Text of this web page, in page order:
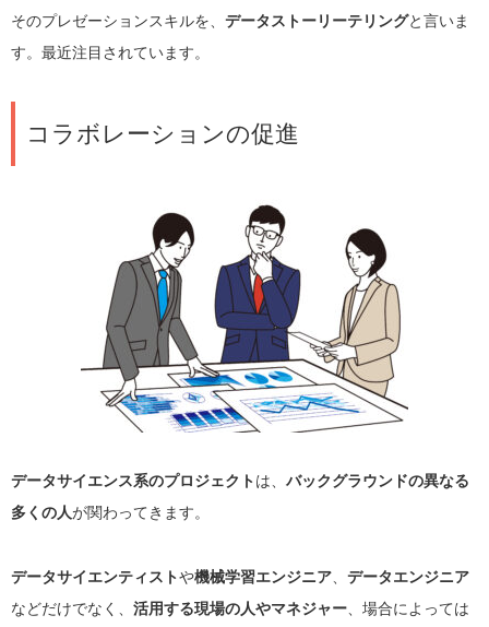
そのプレゼーションスキルを、 データストーリーテリングと言いま
す。最近注目されています。
コラボレーションの促進
データサイエンス系のプロジェクトは、 バックグラウンドの異なる
多くの人が関わってきます。
データサイエンティストや機械学習エンジニア
データエンジニア
などだけでなく、 活用する現場の人やマネジャー 、場合によっては